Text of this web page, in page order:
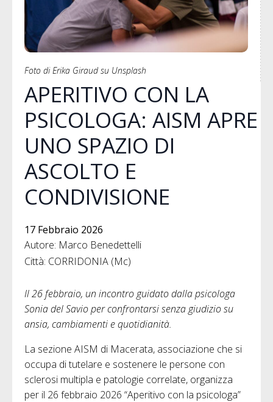
Foto di Erika Giraud su Unsplash
APERITIVO CON LA
PSICOLOGA: AISM APRE
UNO SPAZIO DI
ASCOLTO E
CONDIVISIONE
17 Febbraio 2026
Autore: Marco Benedettelli
Città: CORRIDONIA (Mc)
Il 26 febbraio, un incontro guidato dalla psicologa
Sonia del Savio per confrontarsi senza giudizio su
ansia, cambiamenti e quotidianità.
La sezione AISM di Macerata, associazione che si
occupa di tutelare e sostenere le persone con
sclerosi multipla e patologie correlate, organizza
per il 26 febbraio 2026 “Aperitivo con la psicologa”